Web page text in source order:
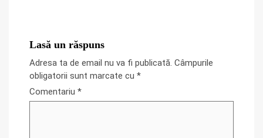
Lasă un răspuns
Adresa ta de email nu va fi publicată. Câmpurile
obligatorii sunt marcate cu *
Comentariu *